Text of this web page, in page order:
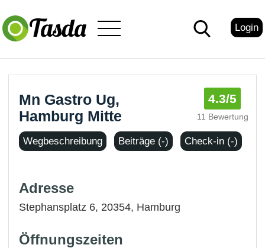
Login
Mn Gastro Ug,
Hamburg Mitte
4.3/5
11 Bewertung
Wegbeschreibung Beiträge (-) Check-in (-)
Adresse
Stephansplatz 6, 20354, Hamburg
Öffnungszeiten